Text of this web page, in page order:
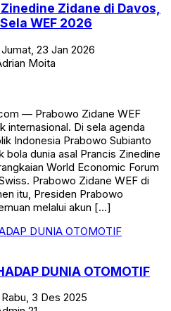
Zidane di Davos,
WEF 2026
23 Jan 2026
Moita
— Prabowo Zidane WEF
internasional. Di sela agenda
Indonesia Prabowo Subianto
dunia asal Prancis Zinedine
World Economic Forum
Prabowo Zidane WEF di
itu, Presiden Prabowo
melalui akun […]
DUNIA OTOMOTIF
3 Des 2025